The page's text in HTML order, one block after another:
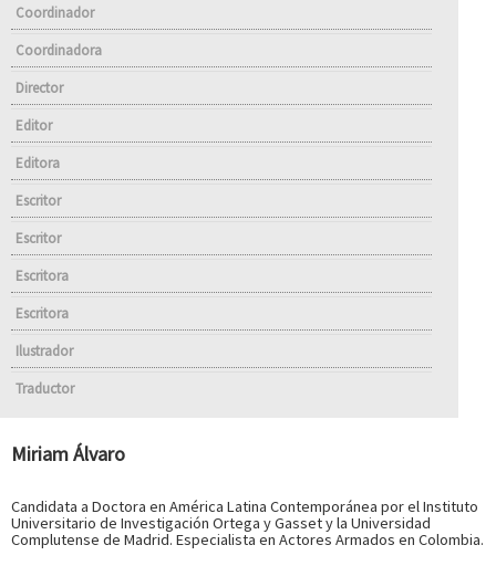
Coordinador
Coordinadora
Director
Editor
Editora
Escritor
Escritor
Escritora
Escritora
Ilustrador
Traductor
Miriam Álvaro
Candidata a Doctora en América Latina Contemporánea por el Instituto
Universitario de Investigación Ortega y Gasset y la Universidad
Complutense de Madrid. Especialista en Actores Armados en Colombia.